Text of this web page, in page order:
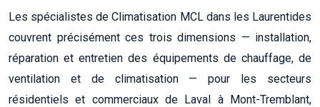
Les spécialistes de Climatisation MCL dans les Laurentides
couvrent précisément ces trois dimensions — installation,
réparation et entretien des équipements de chauffage, de
ventilation et de climatisation — pour les secteurs
résidentiels et commerciaux de Laval à Mont-Tremblant,